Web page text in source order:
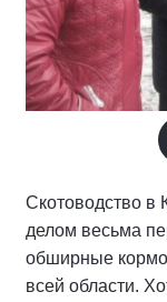
Скотоводство в
делом весьма
обширные
всей области.